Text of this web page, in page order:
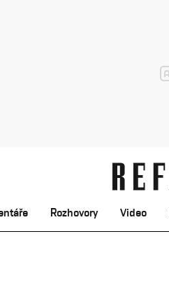
Rozhovory Video